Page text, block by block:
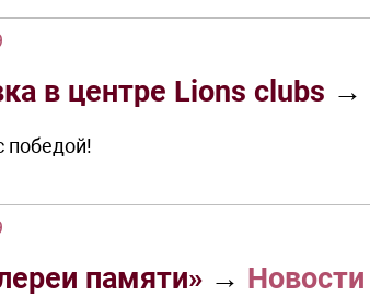
в центре Lions clubs →
победой!
памяти» → Новости